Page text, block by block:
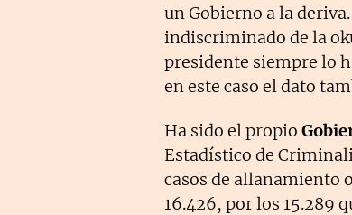
un Gobierno a la
indiscriminado de la
presidente siempre lo
en este caso el dato
Ha sido el propio
Estadístico de
casos de allanamiento
16.426, por los 15.289